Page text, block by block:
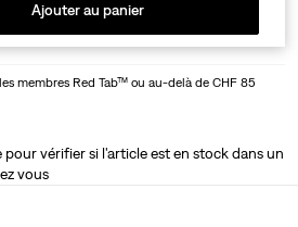
Ajouter au panier
membres Red Tab™ ou au-delà de CHF 85
vérifier si l'article est en stock dans un
vous